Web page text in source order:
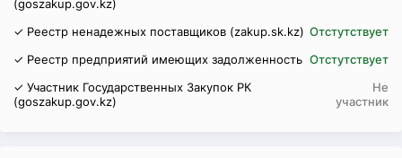
(goszakup.gov.kz)
✓ Реестр ненадежных поставщиков (zakup.sk.kz) Отстутствует
✓ Реестр предприятий имеющих задолженность Отстутствует
✓ Участник Государственных Закупок РК
(goszakup.gov.kz)
Не
участник